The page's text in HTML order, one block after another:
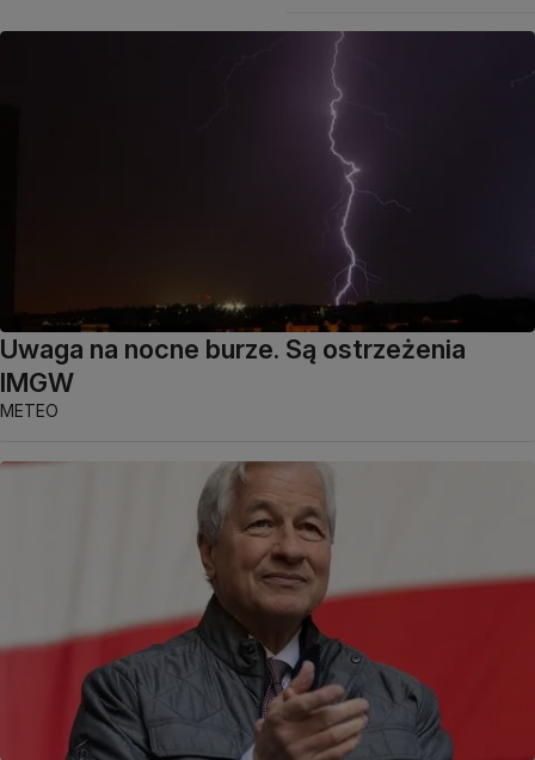
Uwaga na nocne burze. Są ostrzeżenia
IMGW
METEO